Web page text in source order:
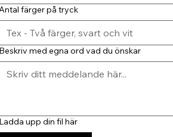
färger på tryck
med egna ord vad du önskar
upp din fil här